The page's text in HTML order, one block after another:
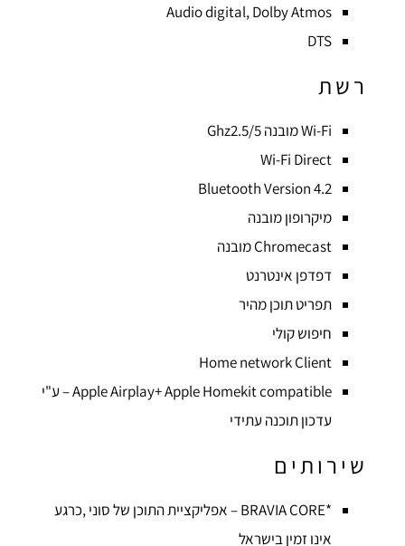
Audio digital, Dolby Atmos
DTS
רשת
Wi-Fi מובנה Ghz2.5/5
Wi-Fi Direct
Bluetooth Version 4.2
מיקרופון מובנה
Chromecast מובנה
דפדפן אינטרנט
תפריט תוכן מהיר
חיפוש קולי
Home network Client
Apple Airplay+ Apple Homekit compatible – ע"י
עדכון תוכנה עתידי
שירותים
*BRAVIA CORE – אפליקציית התוכן של סוני ,כרגע
אינו זמין בישראל